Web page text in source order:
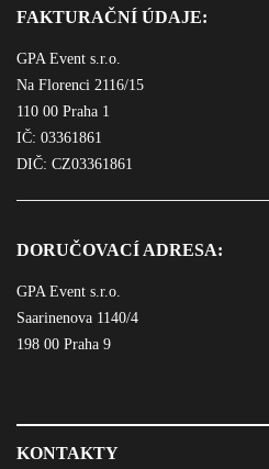
FAKTURAČNÍ ÚDAJE:
GPA Event s.r.o.
Na Florenci 2116/15
110 00 Praha 1
IČ: 03361861
DIČ: CZ03361861
DORUČOVACÍ ADRESA:
GPA Event s.r.o.
Saarinenova 1140/4
198 00 Praha 9
KONTAKTY